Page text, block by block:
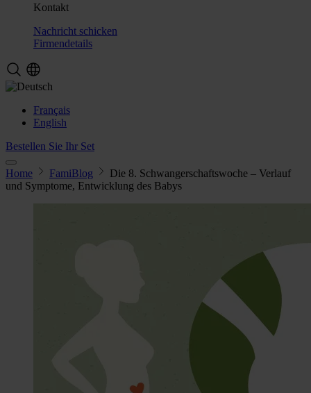
Kontakt
Nachricht schicken
Firmendetails
Français
English
Bestellen Sie Ihr Set
Home FamiBlog
Die 8. Schwangerschaftswoche – Verlauf
und Symptome, Entwicklung des Babys